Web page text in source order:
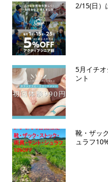
2/15(日）
5月イチ
ント
靴・ザッ
ュラフ